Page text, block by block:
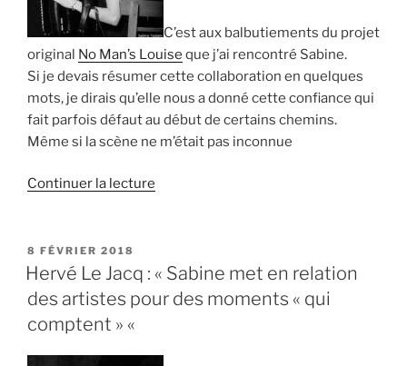
C’est aux balbutiements du projet
original No Man’s Louise que j’ai rencontré Sabine.
Si je devais résumer cette collaboration en quelques
mots, je dirais qu’elle nous a donné cette confiance qui
fait parfois défaut au début de certains chemins.
Même si la scène ne m’était pas inconnue
Continuer la lecture
« Sabine
a
donner
PUBLIÉ
LE
8 FÉVRIER 2018
Hervé Le Jacq : « Sabine met en relation
des artistes pour des moments « qui
comptent » «